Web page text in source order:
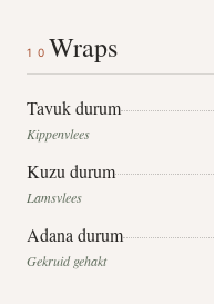
10 Wraps
Tavuk durum
Kippenvlees
Kuzu durum
Lamsvlees
Adana durum
Gekruid gehakt